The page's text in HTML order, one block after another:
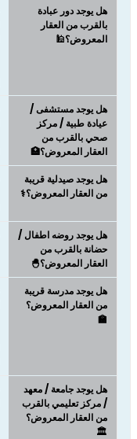
هل يوجد دور عبادة
بالقرب من العقار
المعروض؟🕌
هل يوجد مستشفى /
عيادة طبية / مركز
صحي بالقرب من
العقار المعروض؟🏥
هل يوجد صيدلية قريبة
من العقار المعروض؟⚕️
هل يوجد روضه اطفال /
حضانة بالقرب من
العقار المعروض؟🐣
هل يوجد مدرسة قريبة
من العقار المعروض؟
🏫
هل يوجد جامعة / معهد
/ مركز تعليمي بالقرب
من العقار المعروض؟
🏛️